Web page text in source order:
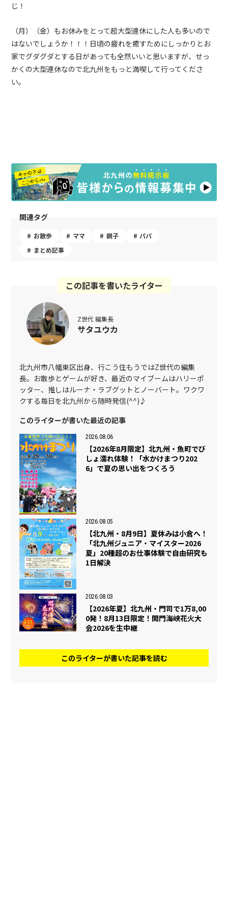
じ！
（月）（金）もお休みをとって超大型連休にした人も多いので
はないでしょうか！！！日頃の疲れを癒すためにしっかりとお
家でグダグダとする日があっても全然いいと思いますが、せっ
かくの大型連休なので北九州をもっと満喫して行ってくださ
い。
関連タグ
お散歩 ママ 親子
パパ
まとめ記事
この記事を書いたライター
Z世代 編集長
サタユウカ
北九州市八幡東区出身、行こう住もうではZ世代の編集
長。お散歩とゲームが好き、最近のマイブームはハリーポ
ッター、推しはルーナ・ラブグットとノーバート。ワクワ
クする毎日を北九州から随時発信(^^)♪
このライターが書いた最近の記事
2026.08.06
【2026年8月限定】北九州・魚町でび
しょ濡れ体験！「水かけまつり202
6」で夏の思い出をつくろう
2026.08.05
【北九州・8月9日】夏休みは小倉へ！
「北九州ジュニア・マイスター2026
夏」20種超のお仕事体験で自由研究も
1日解決
2026.08.03
【2026年夏】北九州・門司で1万8,00
0発！8月13日限定！関門海峡花火大
会2026を生中継
このライターが書いた記事を読む